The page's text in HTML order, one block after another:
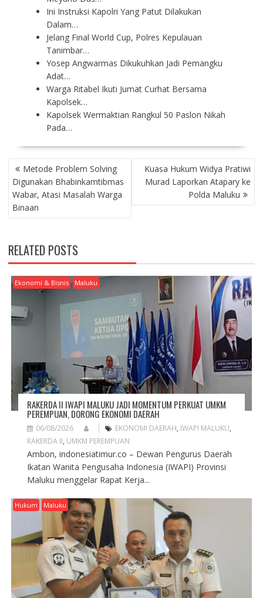
Ini Instruksi Kapolri Yang Patut Dilakukan
Dalam…
Jelang Final World Cup, Polres Kepulauan
Tanimbar…
Yosep Angwarmas Dikukuhkan Jadi Pemangku
Adat…
Warga Ritabel Ikuti Jumat Curhat Bersama
Kapolsek…
Kapolsek Wermaktian Rangkul 50 Paslon Nikah
Pada…
P
O
S
T
N
V
I
G
A
T
O
Metode Problem Solving
Digunakan Bhabinkamtibmas
Wabar, Atasi Masalah Warga
Binaan
Kuasa Hukum Widya Pratiwi
Murad Laporkan Atapary ke
Polda Maluku
RELATED POSTS
Ekonomi & Bisnis Maluku
RAKERDA II IWAPI MALUKU JADI MOMENTUM PERKUAT UMKM
PEREMPUAN, DORONG EKONOMI DAERAH
06/08/2026 EKONOMI DAERAH, IWAPI MALUKU,
RAKERDA II, UMKM PEREMPUAN
Ambon, indonesiatimur.co – Dewan Pengurus Daerah
Ikatan Wanita Pengusaha Indonesia (IWAPI) Provinsi
Maluku menggelar Rapat Kerja...
Hukum Maluku